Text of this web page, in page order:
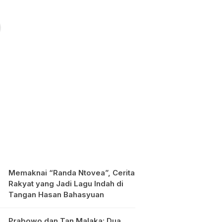
Memaknai “Randa Ntovea”, Cerita
Rakyat yang Jadi Lagu Indah di
Tangan Hasan Bahasyuan